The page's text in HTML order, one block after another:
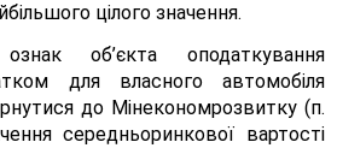
цілого значення.
об’єкта оподаткування
для власного автомобіля
до Мінекономрозвитку (п.
середньоринкової вартості